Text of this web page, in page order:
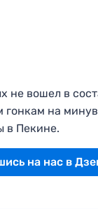
не вошел в
гонкам на
в Пекине.
на нас в